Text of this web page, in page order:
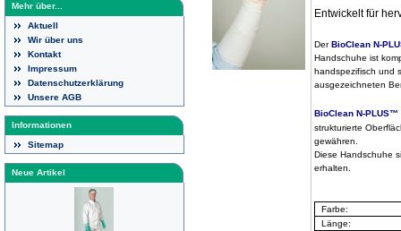
Mehr über...
Aktuell
Wir über uns
Kontakt
Impressum
Datenschutzerklärung
Unsere AGB
Informationen
Sitemap
Neue Artikel
Entwickelt für
DerBioClean N-
Handschuhe ist
handspezifisch und
ausgezeichneten
BioClean N-PLUS™
strukturierte
gewähren.
Diese Handschuhe
erhalten.
Farbe:
Länge: